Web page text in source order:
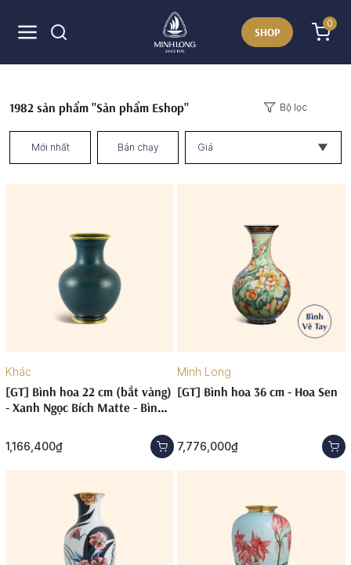
SHOP
0
1982 sản phẩm "Sản phẩm Eshop" Bộ lọc
Mới nhất Bán chạy Giá
Khác
[GT] Bình hoa 22 cm (bắt vàng)
- Xanh Ngọc Bích Matte - Bình
1,166,400₫
Minh Long
[GT] Bình hoa 36 cm - Hoa Sen
7,776,000₫